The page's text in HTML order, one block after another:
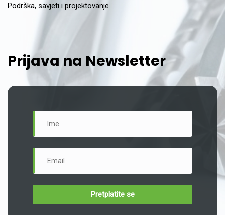
Podrška, savjeti i projektovanje
Prijava na Newsletter